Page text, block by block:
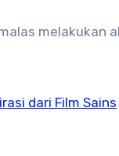
melakukan
dari Film Sains